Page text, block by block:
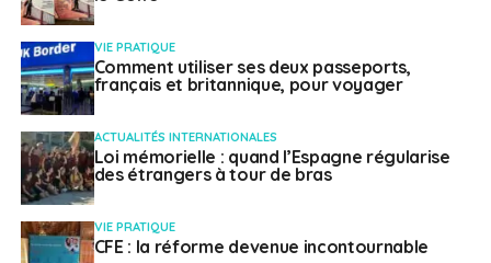
villes figurent dans le top 10 des villes les plus chères :
5e au classement mondial, Zurich reste la ville
européenne la plus chère, suivie de Genève (8e) qui
gagne une place par rapport à 2020, et de Berne (10e).
En France, Paris gagne 17 places et passe de la 50e à
la 33e position dans le palmarès.
Aller plus loin
VIE PRATIQUE
Comment utiliser ses deux passeports,
français et britannique, pour voyager
ACTUALITÉS INTERNATIONALES
Loi mémorielle : quand l’Espagne régularise
des étrangers à tour de bras
VIE PRATIQUE
CFE : la réforme devenue incontournable